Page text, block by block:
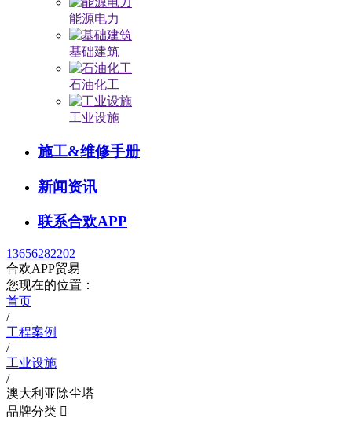
能源电力
基础建筑
石油化工
工业设施
施工&维修手册
新闻资讯
联系合欢APP
13656282202
合欢APP贸易
您现在的位置：
首页
/
工程案例
/
工业设施
/
澳大利亚除尘塔
品牌分类 